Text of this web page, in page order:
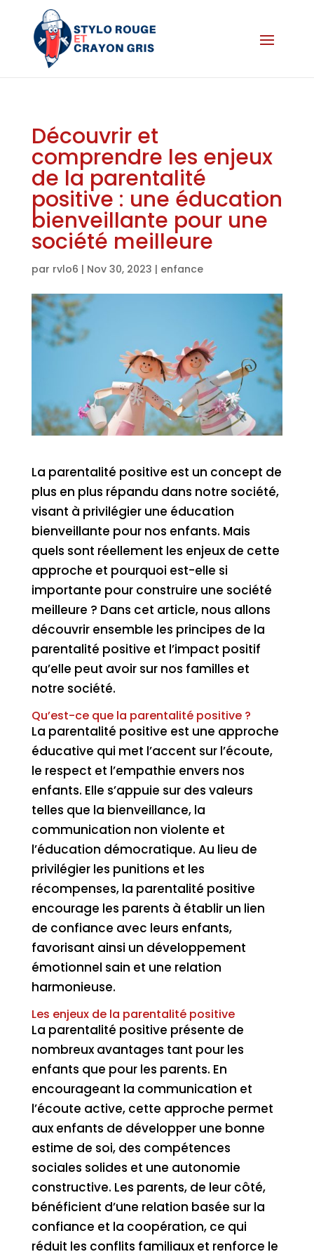
Découvrir et
comprendre les enjeux
de la parentalité
positive : une éducation
bienveillante pour une
société meilleure
par rvlo6 | Nov 30, 2023 | enfance
La parentalité positive est un concept de
plus en plus répandu dans notre société,
visant à privilégier une éducation
bienveillante pour nos enfants. Mais
quels sont réellement les enjeux de cette
approche et pourquoi est-elle si
importante pour construire une société
meilleure ? Dans cet article, nous allons
découvrir ensemble les principes de la
parentalité positive et l’impact positif
qu’elle peut avoir sur nos familles et
notre société.
Qu’est-ce que la parentalité positive ?
La parentalité positive est une approche
éducative qui met l’accent sur l’écoute,
le respect et l’empathie envers nos
enfants. Elle s’appuie sur des valeurs
telles que la bienveillance, la
communication non violente et
l’éducation démocratique. Au lieu de
privilégier les punitions et les
récompenses, la parentalité positive
encourage les parents à établir un lien
de confiance avec leurs enfants,
favorisant ainsi un développement
émotionnel sain et une relation
harmonieuse.
Les enjeux de la parentalité positive
La parentalité positive présente de
nombreux avantages tant pour les
enfants que pour les parents. En
encourageant la communication et
l’écoute active, cette approche permet
aux enfants de développer une bonne
estime de soi, des compétences
sociales solides et une autonomie
constructive. Les parents, de leur côté,
bénéficient d’une relation basée sur la
confiance et la coopération, ce qui
réduit les conflits familiaux et renforce le